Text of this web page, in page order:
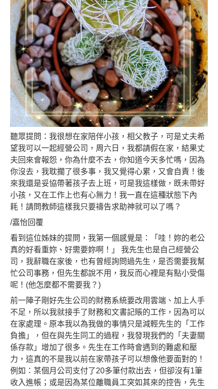
聽眾提問：我很想在家陪伴小孩，相父教子，可是丈夫希
望我可以一起經營公司，周六日，我都請假在家，結果丈
夫回來會報怨，你為什麼不去，你知道今天多忙嗎，因為
你沒去，我耽擱了很多事，我又覺得心累，又會自責！後
來我還是妥協帶著孩子去上班，可是我這樣做，既未帶好
小孩，又在工作上也有心無力！我一直在這種狀態下內
耗！請問教師這樣我只要禱告求助神就可以了嗎？
/嘉怡回覆
看到這位姊妹的提問，我第一個感覺是：「哇！妳的老公
真的好看重妳、好需要妳啊！」 我先生也是自己經營公
司，我辭職在家後，也有曾經詢問過先生，是否需要我幫
忙公司事務，但先生都說不用，我反而心裡是有點小受傷
呢！(他怎麼都不需要我？)
前一陣子剛好先生公司的財務系統要改用雲端、加上人手
不足，所以我就接手了財務和文書記賬的工作，因為可以
在家處理。原本我以為我做的事情只是減輕先生的「工作
負擔」，但在與先生同工的過程，我發現我們的「夫妻關
係存款」增加了很多。先生在工作時會遇到的難處和壓
力，這真的不是我以前在家帶孩子可以想像他要面對的！
例如：某個月公司支付了20多筆付款出去，但卻沒有1筆
收入進帳；或是因為某位離職員工突如其來的控告，先生